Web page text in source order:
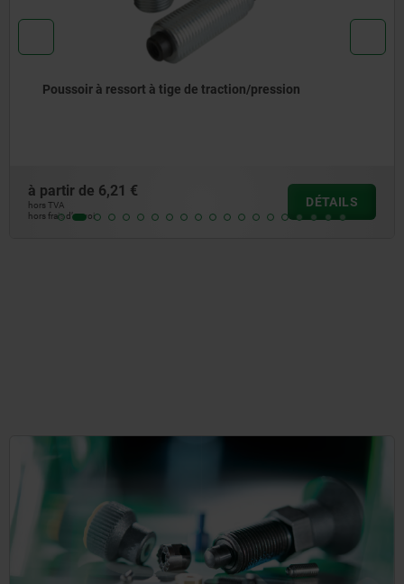
Poussoir latéral sans ergot
à partir de
hors frais d’envoi